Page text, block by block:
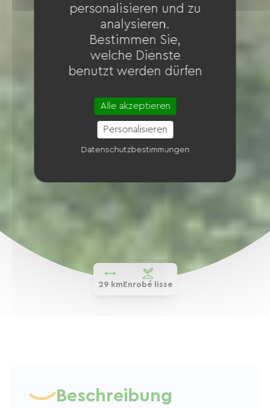
29 km Enrobé lisse
Beschreibung
personalisieren und zu
analysieren.
Bestimmen Sie,
welche Dienste
benutzt werden dürfen
Alle akzeptieren
Personalisieren
Datenschutzbestimmungen